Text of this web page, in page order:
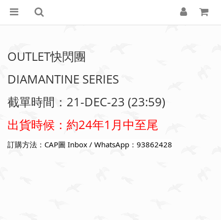
OUTLET快閃團
DIAMANTINE SERIES
截單時間：21-DEC-23 (23:59)
出貨時候：約24年1月中至尾
訂購方法：CAP圖 Inbox / WhatsApp：93862428